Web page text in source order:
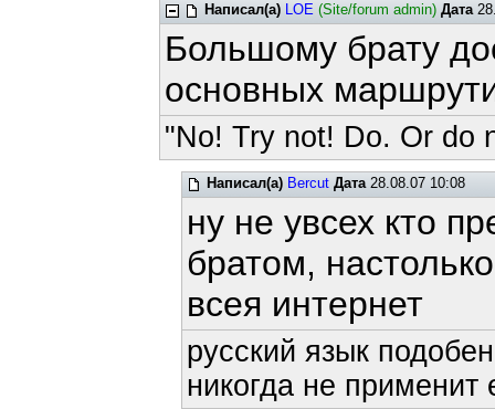
Написал(а) LOE (Site/forum admin) Дата
Большому брату
основных
"No! Try not! Do. Or do
Написал(а) Bercut Дата28.08.07 10:08
ну не увсех кто
братом,
всея интернет
русский язык
никогда не применит